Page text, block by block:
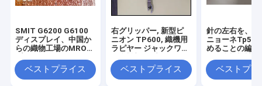
SMIT G6200 G6100
ディスプレイ、中国か
らの織物工場のMROサ
ベストプライス
右グリッパー, 新型ピ
ニオン TP600, 織機用
ラピヤー ジャックワー
のMROサプライヤー
ベストプライス
針の左右を、
ニョーネ
めることの編む
めのレイピア
ベストプラ